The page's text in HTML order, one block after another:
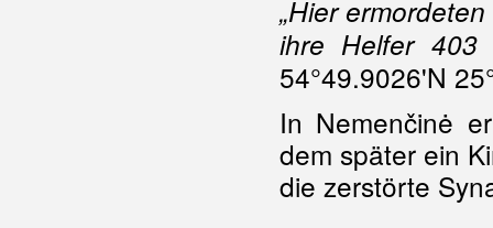
„Hier
ihre Helfer 403
54°49.9026'N
In Nemenčinė
dem später ein
die